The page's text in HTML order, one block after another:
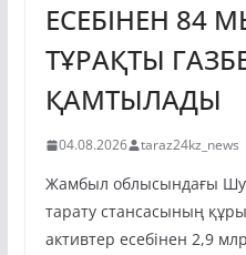
ЕСЕБІНЕН 84
ТҰРАҚТЫ
ҚАМТЫЛАДЫ
04.08.2026 taraz24kz_news
Жамбыл облысындағы Шу
тарату стансасының
активтер есебінен 2,9